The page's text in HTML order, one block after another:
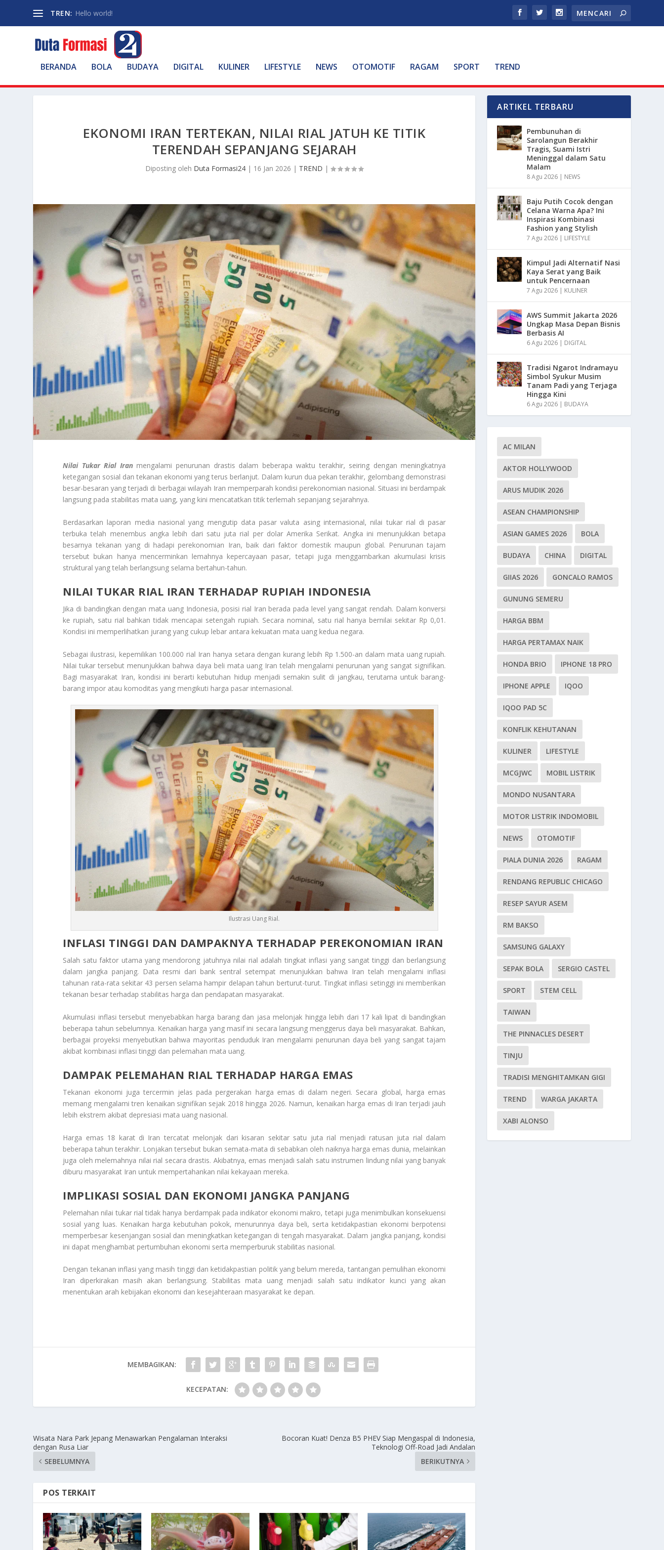
TREN: Hello world!
BERANDA BOLA BUDAYA DIGITAL KULINER LIFESTYLE NEWS OTOMOTIF RAGAM SPORT TREND
EKONOMI IRAN TERTEKAN, NILAI RIAL JATUH KE TITIK
TERENDAH SEPANJANG SEJARAH
Diposting oleh Duta Formasi24 | 16 Jan 2026 | TREND |
Nilai Tukar Rial Iranmengalami penurunan drastis dalam beberapa waktu terakhir, seiring dengan meningkatnya
ketegangan sosial dan tekanan ekonomi yang terus berlanjut. Dalam kurun dua pekan terakhir, gelombang demonstrasi
besar-besaran yang terjadi di berbagai wilayah Iran memperparah kondisi perekonomian nasional. Situasi ini berdampak
langsung pada stabilitas mata uang, yang kini mencatatkan titik terlemah sepanjang sejarahnya.
Berdasarkan laporan media nasional yang mengutip data pasar valuta asing internasional, nilai tukar rial di pasar
terbuka telah menembus angka lebih dari satu juta rial per dolar Amerika Serikat. Angka ini menunjukkan betapa
besarnya tekanan yang di hadapi perekonomian Iran, baik dari faktor domestik maupun global. Penurunan tajam
tersebut bukan hanya mencerminkan lemahnya kepercayaan pasar, tetapi juga menggambarkan akumulasi krisis
struktural yang telah berlangsung selama bertahun-tahun.
NILAI TUKAR RIAL IRAN TERHADAP RUPIAH INDONESIA
Jika di bandingkan dengan mata uang Indonesia, posisi rial Iran berada pada level yang sangat rendah. Dalam konversi
ke rupiah, satu rial bahkan tidak mencapai setengah rupiah. Secara nominal, satu rial hanya bernilai sekitar Rp 0,01.
Kondisi ini memperlihatkan jurang yang cukup lebar antara kekuatan mata uang kedua negara.
Sebagai ilustrasi, kepemilikan 100.000 rial Iran hanya setara dengan kurang lebih Rp 1.500-an dalam mata uang rupiah.
Nilai tukar tersebut menunjukkan bahwa daya beli mata uang Iran telah mengalami penurunan yang sangat signifikan.
Bagi masyarakat Iran, kondisi ini berarti kebutuhan hidup menjadi semakin sulit di jangkau, terutama untuk barang-
barang impor atau komoditas yang mengikuti harga pasar internasional.
Ilustrasi Uang Rial.
INFLASI TINGGI DAN DAMPAKNYA TERHADAP PEREKONOMIAN IRAN
Salah satu faktor utama yang mendorong jatuhnya nilai rial adalah tingkat inflasi yang sangat tinggi dan berlangsung
dalam jangka panjang. Data resmi dari bank sentral setempat menunjukkan bahwa Iran telah mengalami inflasi
tahunan rata-rata sekitar 43 persen selama hampir delapan tahun berturut-turut. Tingkat inflasi setinggi ini memberikan
tekanan besar terhadap stabilitas harga dan pendapatan masyarakat.
Akumulasi inflasi tersebut menyebabkan harga barang dan jasa melonjak hingga lebih dari 17 kali lipat di bandingkan
beberapa tahun sebelumnya. Kenaikan harga yang masif ini secara langsung menggerus daya beli masyarakat. Bahkan,
berbagai proyeksi menyebutkan bahwa mayoritas penduduk Iran mengalami penurunan daya beli yang sangat tajam
akibat kombinasi inflasi tinggi dan pelemahan mata uang.
DAMPAK PELEMAHAN RIAL TERHADAP HARGA EMAS
Tekanan ekonomi juga tercermin jelas pada pergerakan harga emas di dalam negeri. Secara global, harga emas
memang mengalami tren kenaikan signifikan sejak 2018 hingga 2026. Namun, kenaikan harga emas di Iran terjadi jauh
lebih ekstrem akibat depresiasi mata uang nasional.
Harga emas 18 karat di Iran tercatat melonjak dari kisaran sekitar satu juta rial menjadi ratusan juta rial dalam
beberapa tahun terakhir. Lonjakan tersebut bukan semata-mata di sebabkan oleh naiknya harga emas dunia, melainkan
juga oleh melemahnya nilai rial secara drastis. Akibatnya, emas menjadi salah satu instrumen lindung nilai yang banyak
diburu masyarakat Iran untuk mempertahankan nilai kekayaan mereka.
IMPLIKASI SOSIAL DAN EKONOMI JANGKA PANJANG
Pelemahan nilai tukar rial tidak hanya berdampak pada indikator ekonomi makro, tetapi juga menimbulkan konsekuensi
sosial yang luas. Kenaikan harga kebutuhan pokok, menurunnya daya beli, serta ketidakpastian ekonomi berpotensi
memperbesar kesenjangan sosial dan meningkatkan ketegangan di tengah masyarakat. Dalam jangka panjang, kondisi
ini dapat menghambat pertumbuhan ekonomi serta memperburuk stabilitas nasional.
Dengan tekanan inflasi yang masih tinggi dan ketidakpastian politik yang belum mereda, tantangan pemulihan ekonomi
Iran diperkirakan masih akan berlangsung. Stabilitas mata uang menjadi salah satu indikator kunci yang akan
menentukan arah kebijakan ekonomi dan kesejahteraan masyarakat ke depan.
MEMBAGIKAN:
KECEPATAN:
Wisata Nara Park Jepang Menawarkan Pengalaman Interaksi
dengan Rusa Liar
SEBELUMNYA
Bocoran Kuat! Denza B5 PHEV Siap Mengaspal di Indonesia,
Teknologi Off-Road Jadi Andalan
BERIKUTNYA
POS TERKAIT
ARTIKEL TERBARU
Pembunuhan di
Sarolangun Berakhir
Tragis, Suami Istri
Meninggal dalam Satu
Malam
8 Agu 2026 | NEWS
Baju Putih Cocok dengan
Celana Warna Apa? Ini
Inspirasi Kombinasi
Fashion yang Stylish
7 Agu 2026 | LIFESTYLE
Kimpul Jadi Alternatif Nasi
Kaya Serat yang Baik
untuk Pencernaan
7 Agu 2026 | KULINER
AWS Summit Jakarta 2026
Ungkap Masa Depan Bisnis
Berbasis AI
6 Agu 2026 | DIGITAL
Tradisi Ngarot Indramayu
Simbol Syukur Musim
Tanam Padi yang Terjaga
Hingga Kini
6 Agu 2026 | BUDAYA
AC MILAN
AKTOR HOLLYWOOD
ARUS MUDIK 2026
ASEAN CHAMPIONSHIP
ASIAN GAMES 2026 BOLA
BUDAYA CHINA DIGITAL
GIIAS 2026 GONCALO RAMOS
GUNUNG SEMERU
HARGA BBM
HARGA PERTAMAX NAIK
HONDA BRIO IPHONE 18 PRO
IPHONE APPLE IQOO
IQOO PAD 5C
KONFLIK KEHUTANAN
KULINER LIFESTYLE
MCGJWC MOBIL LISTRIK
MONDO NUSANTARA
MOTOR LISTRIK INDOMOBIL
NEWS OTOMOTIF
PIALA DUNIA 2026 RAGAM
RENDANG REPUBLIC CHICAGO
RESEP SAYUR ASEM
RM BAKSO
SAMSUNG GALAXY
SEPAK BOLA SERGIO CASTEL
SPORT STEM CELL
TAIWAN
THE PINNACLES DESERT
TINJU
TRADISI MENGHITAMKAN GIGI
TREND WARGA JAKARTA
XABI ALONSO